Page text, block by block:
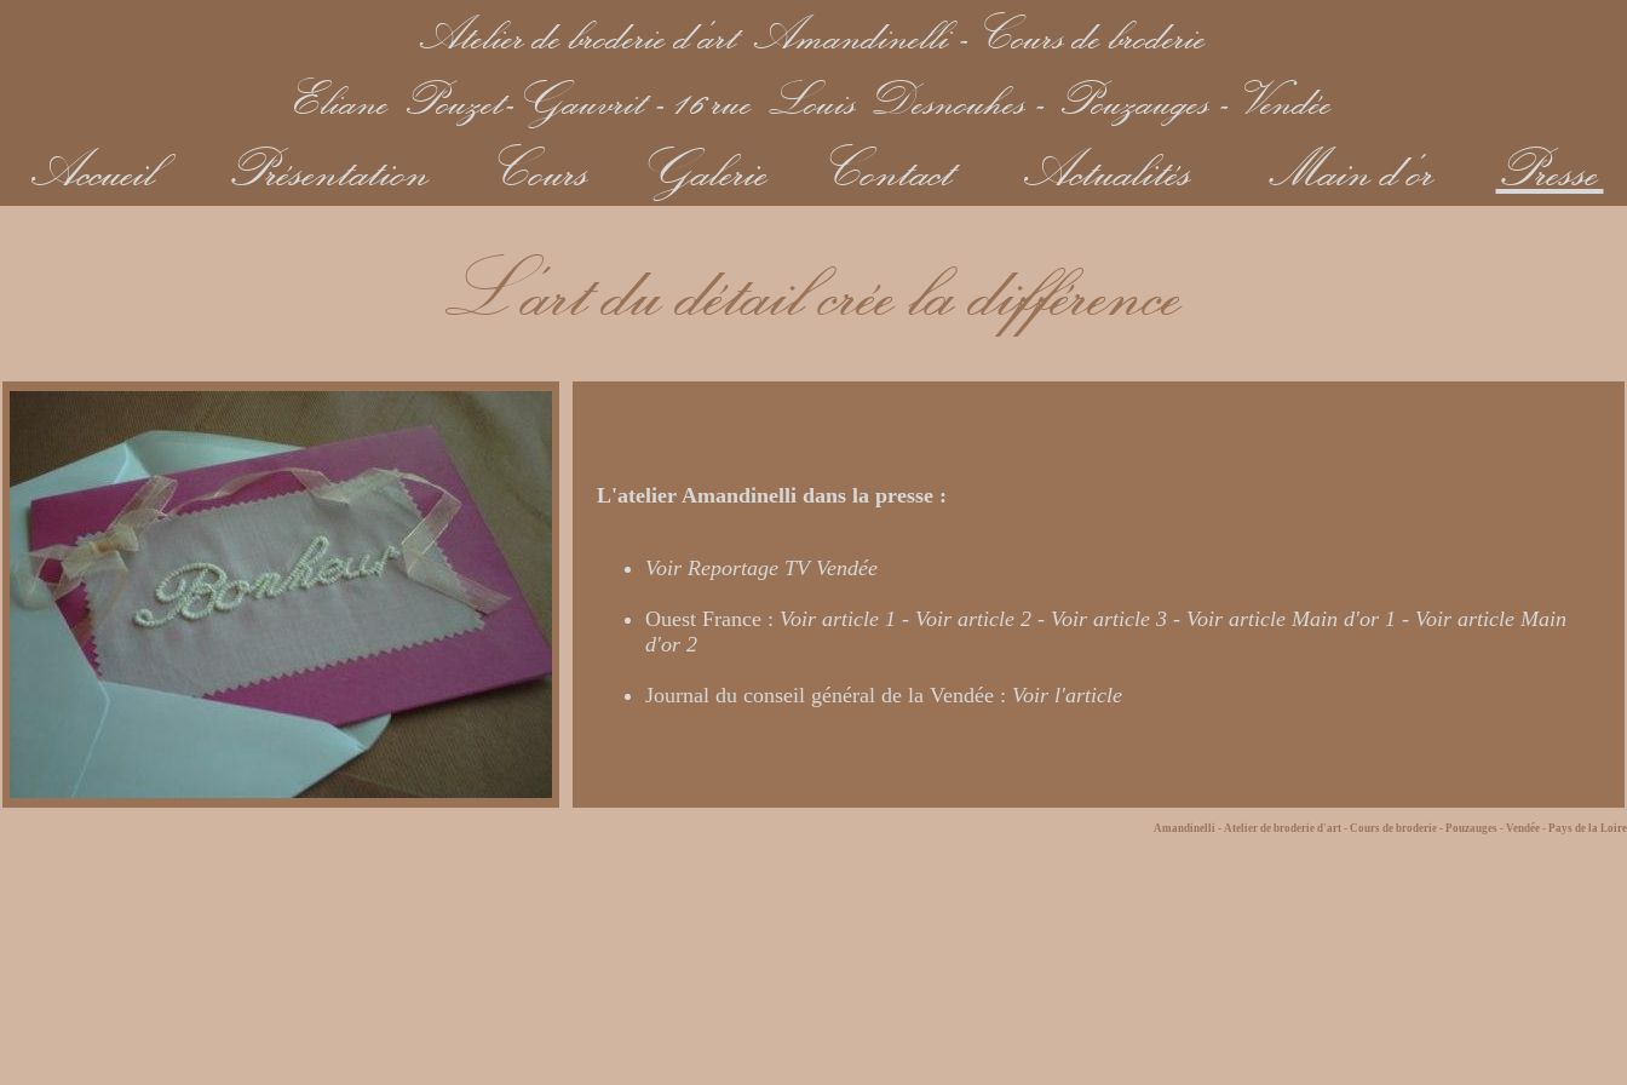
Atelier de broderie d'art Amandinelli - Cours de broderie
Eliane Pouzet-Gauvrit - 16 rue Louis Desnouhes - Pouzauges - Vendée
Accueil Présentation Cours Galerie Contact Actualités Main d'or Presse
L'art du détail crée la différence
L'atelier Amandinelli dans la presse :
Voir Reportage TV Vendée
Ouest France : Voir article 1 - Voir article 2 - Voir article 3 - Voir article Main d'or 1 - Voir article Main
d'or 2
Journal du conseil général de la Vendée : Voir l'article
Amandinelli - Atelier de broderie d'art - Cours de broderie - Pouzauges - Vendée - Pays de la Loire